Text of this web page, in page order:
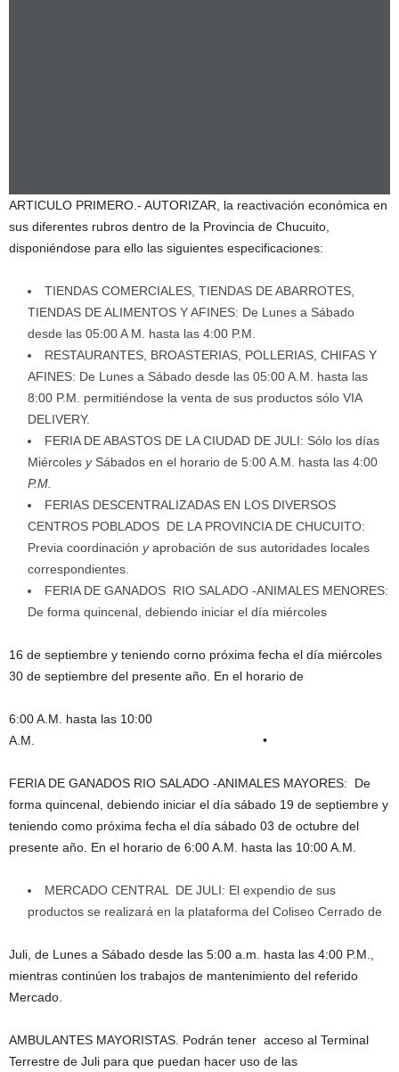
ARTICULO PRIMERO.- AUTORIZAR, la reactivación económica en
sus diferentes rubros dentro de la Provincia de Chucuito,
disponiéndose para ello las siguientes especificaciones:
TIENDAS COMERCIALES, TIENDAS DE ABARROTES,
TIENDAS DE ALIMENTOS Y AFINES: De Lunes a Sábado
desde las 05:00 A M. hasta las 4:00 P.M.
RESTAURANTES, BROASTERIAS, POLLERIAS, CHIFAS Y
AFINES: De Lunes a Sábado desde las 05:00 A.M. hasta las
8:00 P.M. permitiéndose la venta de sus productos sólo VIA
DELIVERY.
FERIA DE ABASTOS DE LA CIUDAD DE JULI: Sólo los días
Miércoles y Sábados en el horario de 5:00 A.M. hasta las 4:00
P.M.
FERIAS DESCENTRALIZADAS EN LOS DIVERSOS
CENTROS POBLADOS DE LA PROVINCIA DE CHUCUITO:
Previa coordinación yaprobación de sus autoridades locales
correspondientes.
FERIA DE GANADOS RIO SALADO -ANIMALES MENORES:
De forma quincenal, debiendo iniciar el día miércoles
16 de septiembre y teniendo corno próxima fecha el día miércoles
30 de septiembre del presente año. En el horario de
6:00 A.M. hasta las 10:00
A.M. •
FERIA DE GANADOS RIO SALADO -ANIMALES MAYORES: De
forma quincenal, debiendo iniciar el día sábado 19 de septiembre y
teniendo como próxima fecha el día sábado 03 de octubre del
presente año. En el horario de 6:00 A.M. hasta las 10:00 A.M.
MERCADO CENTRAL DE JULI: El expendio de sus
productos se realizará en la plataforma del Coliseo Cerrado de
Juli, de Lunes a Sábado desde las 5:00 a.m. hasta las 4:00 P.M.,
mientras continúen los trabajos de mantenimiento del referido
Mercado.
AMBULANTES MAYORISTAS. Podrán tener acceso al Terminal
Terrestre de Juli para que puedan hacer uso de las